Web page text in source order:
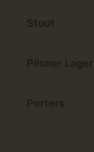
Stout
Pilsner Lager
Porters